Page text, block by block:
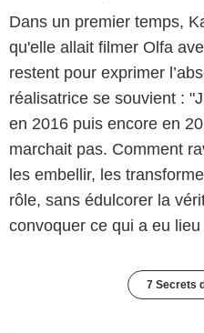
Dans un premier temps,
qu'elle allait filmer Olfa
restent pour exprimer
réalisatrice se souvient :
en 2016 puis encore en
marchait pas. Comment
les embellir, les
rôle, sans édulcorer la
convoquer ce qui a eu lieu
7 Secrets